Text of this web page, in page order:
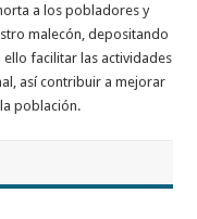
a los pobladores y
malecón, depositando
ello facilitar las actividades
así contribuir a mejorar
población.